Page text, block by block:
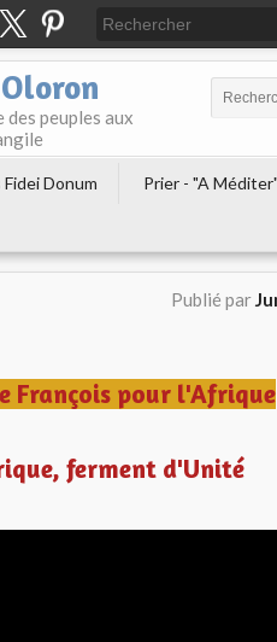
peuples aux
Donum Prier - "A Méditer"
Publié par
François pour l'Afrique
ferment d'Unité